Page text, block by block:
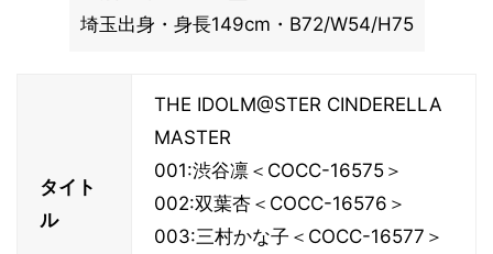
埼玉出身・身長149cm・B72/W54/H75
タイト
ル
THE IDOLM@STER CINDERELLA
MASTER
001:渋谷凛＜COCC-16575＞
002:双葉杏＜COCC-16576＞
003:三村かな子＜COCC-16577＞